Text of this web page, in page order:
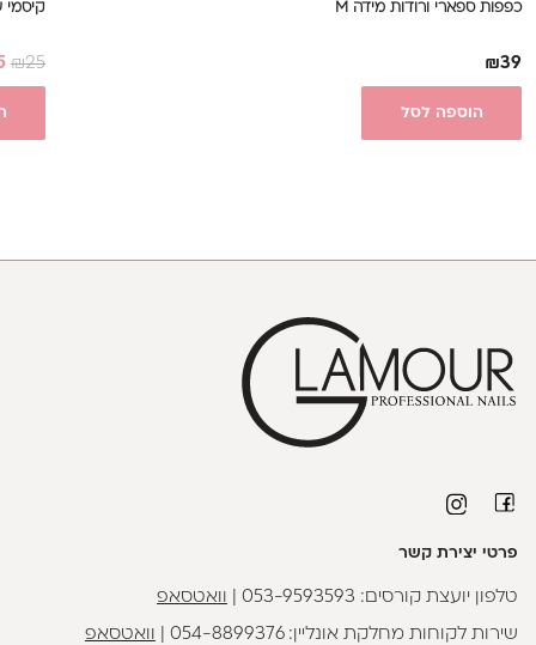
כפפות ספארי ורודות מידה M
₪39
הוספה לסל
קיסמי
₪25
פרטי יצירת קשר
טלפון יועצת קורסים: 053-9593593 וואטסאפ
שירות לקוחות מחלקת אונליין:054-8899376 וואטסאפ